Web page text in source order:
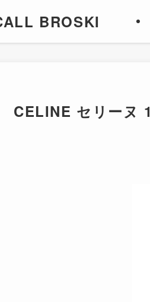
BROSKI
CELINE セリーヌ